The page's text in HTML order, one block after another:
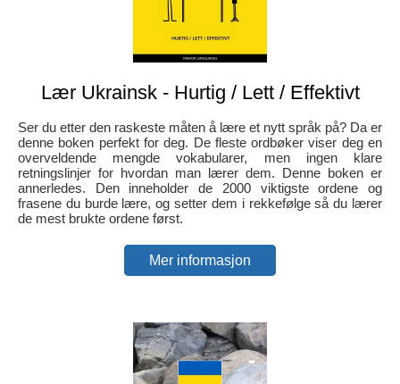
Lær Ukrainsk - Hurtig / Lett / Effektivt
Ser du etter den raskeste måten å lære et nytt språk på? Da er
denne boken perfekt for deg. De fleste ordbøker viser deg en
overveldende mengde vokabularer, men ingen klare
retningslinjer for hvordan man lærer dem. Denne boken er
annerledes. Den inneholder de 2000 viktigste ordene og
frasene du burde lære, og setter dem i rekkefølge så du lærer
de mest brukte ordene først.
Mer informasjon